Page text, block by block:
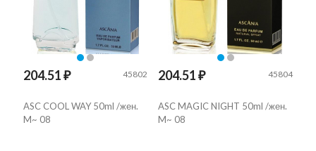
204.51 ₽ 45802
ASC COOL WAY 50ml /жен.
M~ 08
204.51 ₽ 45804
ASC MAGIC NIGHT 50ml /жен.
M~ 08